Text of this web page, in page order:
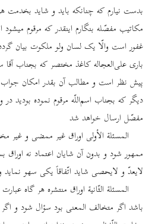
بدست نیارم که چنانکه باید و شاید بخدمت
مکاتیب مفصّله بنگارم اینقدر که مرقوم
غفور است والّا یک لسان ولو ملکوت بیان
باری علی‌العجاله کاغذ مختصر که بجناب آقا
پیش نظر است و مطالب آن بقدر امکان جواب
دیگر که بجناب اسم‌اللّه مرقوم نموده
مفصّل ارسال خواهد شد
المسئلة الأولی اوراق غیر ممضی و غیر
ممهور شود و بدون آن شایان اعتماد نه اوراق
لایعدّ و لایحصی شاید اتّفاقاً یکی سهو
المسئلة الثّانیة اوراق منتشره هر گاه
باشد اگر متخالف المعنی بود سؤال شود و